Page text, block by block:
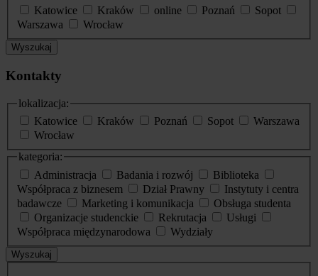
Katowice
Kraków online Poznań
Sopot
Warszawa
Wrocław
Wyszukaj
Kontakty
lokalizacja:
Katowice
Kraków Poznań Sopot
Warszawa
Wrocław
kategoria:
Administracja
Badania i rozwój
Biblioteka
Współpraca z biznesem
Dział Prawny
Instytuty i centra
badawcze
Marketing i komunikacja
Obsługa studenta
Organizacje studenckie
Rekrutacja
Usługi
Współpraca międzynarodowa
Wydziały
Wyszukaj